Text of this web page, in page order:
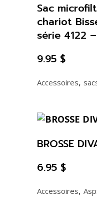
Accessoires,
Sac
chariot
série 4122
9.95 $
Accessoires,
BROSSE
6.95 $